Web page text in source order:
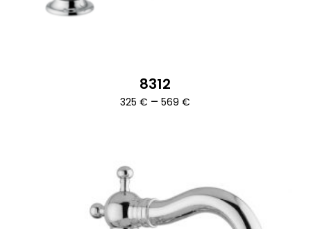
8312
325€ – 569€